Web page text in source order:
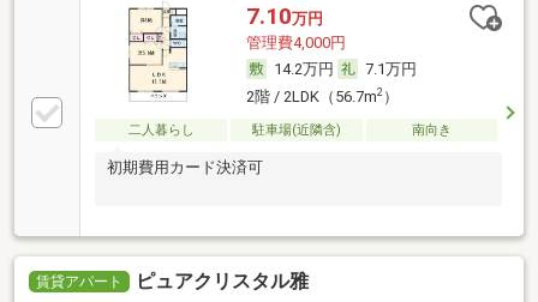
7.10万円
管理費4,000円
14.2万円
7.1万円
2階 / 2LDK（56.7m2）
二人暮らし 駐車場(近隣含) 南向き
初期費用カード決済可
賃貸アパート ピュアクリスタル雅